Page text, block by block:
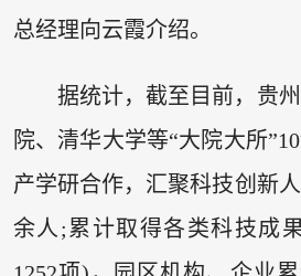
总经理向云霞介绍。
据统计，截至目前，贵
院、清华大学等“大院大所
产学研合作，汇聚科技创新
余人;累计取得各类科技成